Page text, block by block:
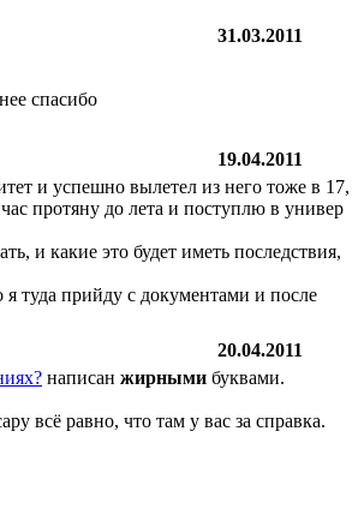
31.03.2011
спасибо
19.04.2011
и успешно вылетел из него тоже в 17,
протяну до лета и поступлю в универ
и какие это будет иметь последствия,
я туда прийду с документами и после
20.04.2011
написан жирными буквами.
всё равно, что там у вас за справка.